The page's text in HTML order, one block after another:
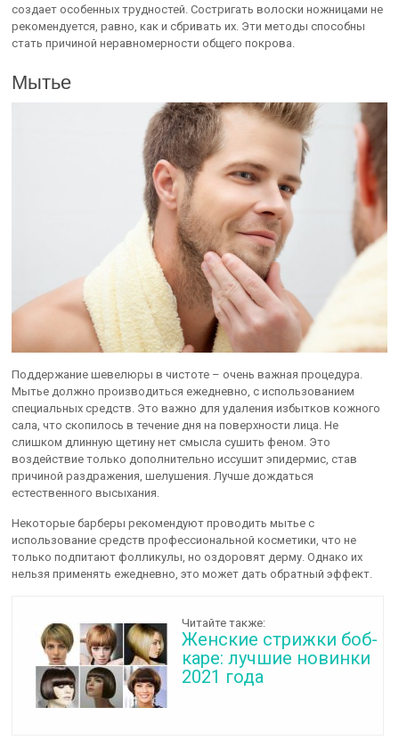
создает особенных трудностей. Состригать волоски ножницами не
рекомендуется, равно, как и сбривать их. Эти методы способны
стать причиной неравномерности общего покрова.
Мытье
Поддержание шевелюры в чистоте – очень важная процедура.
Мытье должно производиться ежедневно, с использованием
специальных средств. Это важно для удаления избытков кожного
сала, что скопилось в течение дня на поверхности лица. Не
слишком длинную щетину нет смысла сушить феном. Это
воздействие только дополнительно иссушит эпидермис, став
причиной раздражения, шелушения. Лучше дождаться
естественного высыхания.
Некоторые барберы рекомендуют проводить мытье с
использование средств профессиональной косметики, что не
только подпитают фолликулы, но оздоровят дерму. Однако их
нельзя применять ежедневно, это может дать обратный эффект.
Читайте также:
Женские стрижки боб-
каре: лучшие новинки
2021 года